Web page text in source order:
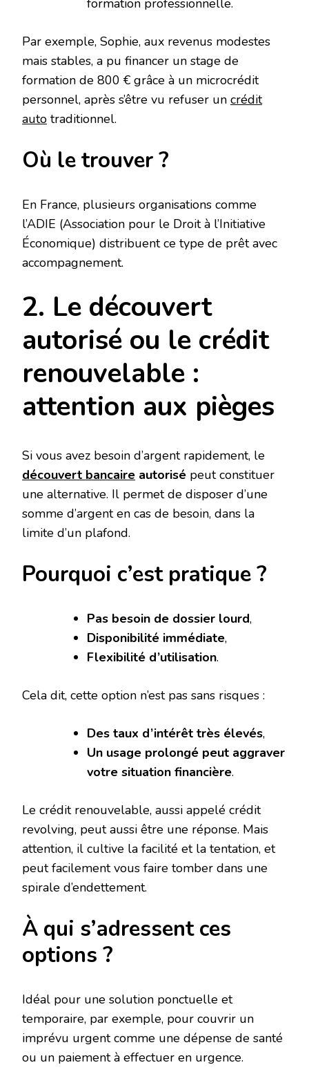
Par exemple, Sophie, aux revenus modestes
mais stables, a pu financer un stage de
formation de 800 € grâce à un microcrédit
personnel, après s’être vu refuser un crédit
auto traditionnel.
Où le trouver ?
En France, plusieurs organisations comme
l’ADIE (Association pour le Droit à l’Initiative
Économique) distribuent ce type de prêt avec
accompagnement.
2. Le découvert
autorisé ou le crédit
renouvelable :
attention aux pièges
Si vous avez besoin d’argent rapidement, le
découvert bancaire autorisé peut constituer
une alternative. Il permet de disposer d’une
somme d’argent en cas de besoin, dans la
limite d’un plafond.
Pourquoi c’est pratique ?
Pas besoin de dossier lourd,
Disponibilité immédiate,
Flexibilité d’utilisation.
Cela dit, cette option n’est pas sans risques :
Des taux d’intérêt très élevés,
Un usage prolongé peut aggraver
votre situation financière.
Le crédit renouvelable, aussi appelé crédit
revolving, peut aussi être une réponse. Mais
attention, il cultive la facilité et la tentation, et
peut facilement vous faire tomber dans une
spirale d’endettement.
À qui s’adressent ces
options ?
Idéal pour une solution ponctuelle et
temporaire, par exemple, pour couvrir un
imprévu urgent comme une dépense de santé
ou un paiement à effectuer en urgence.